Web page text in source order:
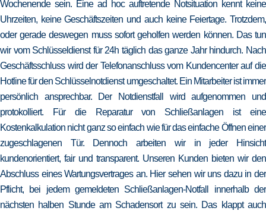
Wochenende sein. Eine ad hoc auftretende Notsituation kennt keine
Uhrzeiten, keine Geschäftszeiten und auch keine Feiertage. Trotzdem,
oder gerade deswegen muss sofort geholfen werden können. Das tun
wir vom Schlüsseldienst für 24h täglich das ganze Jahr hindurch. Nach
Geschäftsschluss wird der Telefonanschluss vom Kundencenter auf die
Hotline für den Schlüsselnotdienst umgeschaltet. Ein Mitarbeiter ist immer
persönlich ansprechbar. Der Notdienstfall wird aufgenommen und
protokolliert. Für die Reparatur von Schließanlagen ist eine
Kostenkalkulation nicht ganz so einfach wie für das einfache Öffnen einer
zugeschlagenen Tür. Dennoch arbeiten wir in jeder Hinsicht
kundenorientiert, fair und transparent. Unseren Kunden bieten wir den
Abschluss eines Wartungsvertrages an. Hier sehen wir uns dazu in der
Pflicht, bei jedem gemeldeten Schließanlagen-Notfall innerhalb der
nächsten halben Stunde am Schadensort zu sein. Das klappt auch